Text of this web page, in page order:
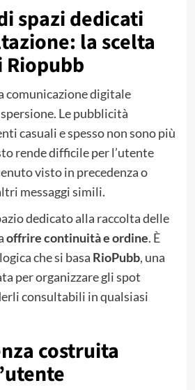
spazi dedicati
la scelta
comunicazione digitale
Le pubblicità
casuali e spesso non sono più
rende difficile per l’utente
visto in precedenza o
messaggi simili.
dedicato alla raccolta delle
offrire continuità e ordine. È
che si basa RioPubb, una
per organizzare gli spot
consultabili in qualsiasi
costruita